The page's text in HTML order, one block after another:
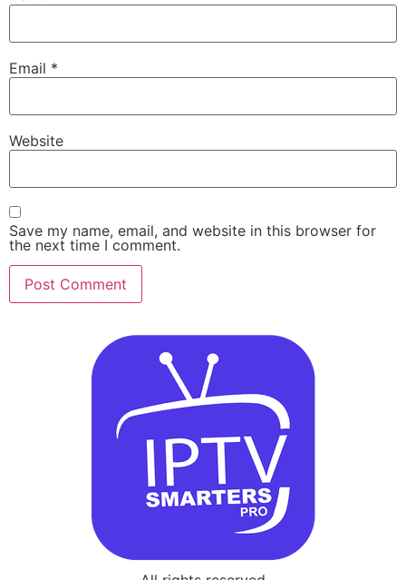
Email *
Website
Save my name, email, and website in this browser for
the next time I comment.